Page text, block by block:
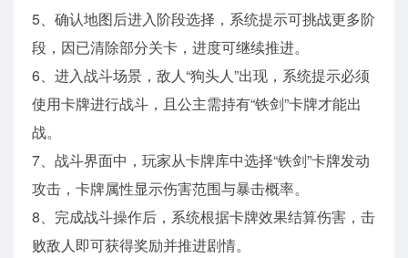
5、确认地图后进入阶段选择，系统提示可挑战更多阶
段，因已清除部分关卡，进度可继续推进。
6、进入战斗场景，敌人“狗头人”出现，系统提示必须
使用卡牌进行战斗，且公主需持有“铁剑”卡牌才能出
战。
7、战斗界面中，玩家从卡牌库中选择“铁剑”卡牌发动
攻击，卡牌属性显示伤害范围与暴击概率。
8、完成战斗操作后，系统根据卡牌效果结算伤害，击
败敌人即可获得奖励并推进剧情。